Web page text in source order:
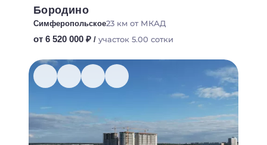
Бородино
Симферопольское23 км от МКАД
от 6 520 000 ₽ / участок 5.00 сотки